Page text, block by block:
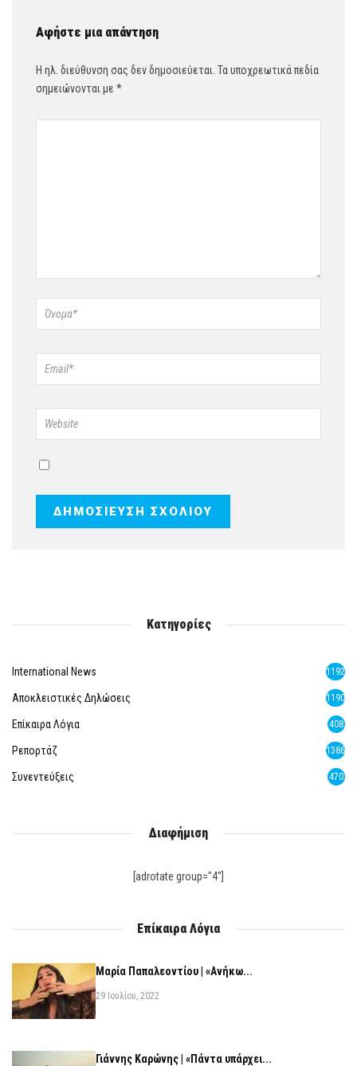
Αφήστε μια απάντηση
Η ηλ. διεύθυνση σας δεν δημοσιεύεται. Τα υποχρεωτικά πεδία
σημειώνονται με *
Κατηγορίες
International News 1192
Αποκλειστικές Δηλώσεις 1190
Επίκαιρα Λόγια 408
Ρεπορτάζ 1386
Συνεντεύξεις 470
Διαφήμιση
[adrotate group="4"]
Επίκαιρα Λόγια
Μαρία Παπαλεοντίου | «Ανήκω...
29 Ιουλίου, 2022
Γιάννης Καρώνης | «Πάντα υπάρχει...